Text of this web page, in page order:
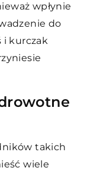
wpłynie
do
i kurczak
takich
wiele